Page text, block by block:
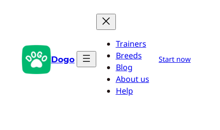
Dogo
Trainers
Breeds
Blog
About us
Help
Start now